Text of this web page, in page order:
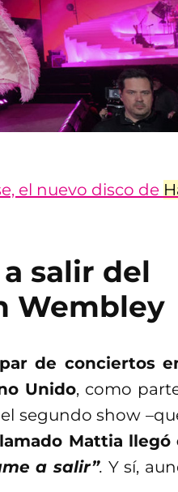
el nuevo disco de
salir del
Wembley
de conciertos
Unido, como
segundo show
Mattia llegó
a salir”. Y sí,